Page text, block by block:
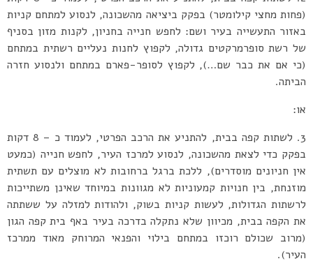
(פחות מחצי קילומטר) בפקק ביציאה מהשכונה, לנסוע למתחם קניות
באזור התעשייה בעיר ושם: לחפש חנייה בחניון, לקנות מזון בסניף
של רשת סופרמרקטים גדולה, לקפוץ לחנות נעליים רשתית במתחם
(כי אם את כבר שם…), לקפוץ לסופר-פארם במתחם ולנסוע חזרה
הביתה.
או:
3. לשתות קפה בבית, להתניע את הרכב הפרטי, לעמוד כ – 8 דקות
בפקק כדי לצאת מהשכונה, לנסוע למרכז העיר, לחפש חנייה (כמעט
אין חניונים מוסדרים), ללכת ברגל ברחובות לא מוצלים עם תשתית
מוזנחת, בין חנויות קמעוניות לא מגוונות במיוחד שאינן משתייכות
לרשתות הגדולות, לעשות קניות בשוק, ולהודות למזלה על ששתתה
את הקפה בבית, מכיוון שלא נתקלה בדרכה בעיר באף בית קפה הגון
(מרוב שכולם רוכזו במתחם בילוי והפנאי המרוחק מאוד ממרכז
העיר).